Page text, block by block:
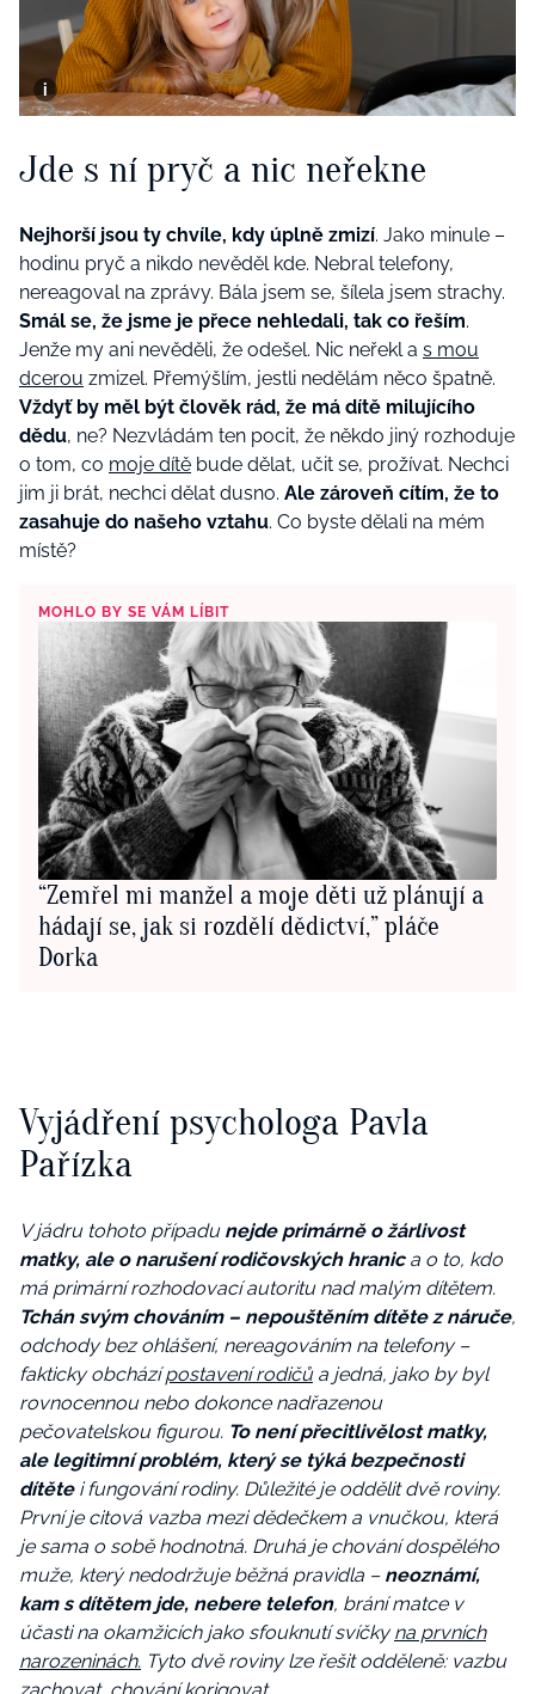
Jde s ní pryč a nic neřekne
Nejhorší jsou ty chvíle, kdy úplně zmizí. Jako minule –
hodinu pryč a nikdo nevěděl kde. Nebral telefony,
nereagoval na zprávy. Bála jsem se, šílela jsem strachy.
Smál se, že jsme je přece nehledali, tak co řeším.
Jenže my ani nevěděli, že odešel. Nic neřekl a s mou
dcerou zmizel. Přemýšlím, jestli nedělám něco špatně.
Vždyť by měl být člověk rád, že má dítě milujícího
dědu, ne? Nezvládám ten pocit, že někdo jiný rozhoduje
o tom, co moje dítě bude dělat, učit se, prožívat. Nechci
jim ji brát, nechci dělat dusno. Ale zároveň cítím, že to
zasahuje do našeho vztahu. Co byste dělali na mém
místě?
MOHLO BY SE VÁM LÍBIT
“Zemřel mi manžel a moje děti už plánují a
hádají se, jak si rozdělí dědictví,” pláče
Dorka
Vyjádření psychologa Pavla
Pařízka
V jádru tohoto případu nejde primárně o žárlivost
matky, ale o narušení rodičovských hranica o to, kdo
má primární rozhodovací autoritu nad malým dítětem.
Tchán svým chováním – nepouštěním dítěte z náruče,
odchody bez ohlášení, nereagováním na telefony –
fakticky obcházípostavení rodičůa jedná, jako by byl
rovnocennou nebo dokonce nadřazenou
pečovatelskou figurou. To není přecitlivělost matky,
ale legitimní problém, který se týká bezpečnosti
dítětei fungování rodiny. Důležité je oddělit dvě roviny.
První je citová vazba mezi dědečkem a vnučkou, která
je sama o sobě hodnotná. Druhá je chování dospělého
muže, který nedodržuje běžná pravidla – neoznámí,
kam s dítětem jde, nebere telefon, brání matce v
účasti na okamžicích jako sfouknutí svíčkyna prvních
narozeninách. Tyto dvě roviny lze řešit odděleně: vazbu
zachovat, chování korigovat.